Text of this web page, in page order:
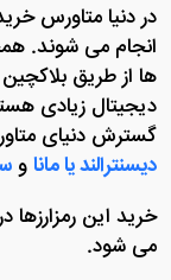
در دنیا متاورس
انجام می شوند.
ها از طریق
دیجیتال زیادی
گسترش دنیای
دیسنترالند یا ماناو
خرید این رمزارزها
می شود.